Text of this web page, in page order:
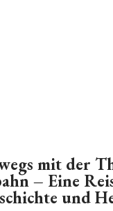
mit der
– Eine
und